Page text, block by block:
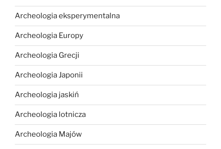
Archeologia eksperymentalna
Archeologia Europy
Archeologia Grecji
Archeologia Japonii
Archeologia jaskiń
Archeologia lotnicza
Archeologia Majów